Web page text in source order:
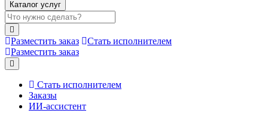
Каталог услуг
Разместить заказ
Стать исполнителем
Разместить заказ
Стать исполнителем
Заказы
ИИ-ассистент